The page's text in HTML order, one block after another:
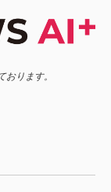
おります。